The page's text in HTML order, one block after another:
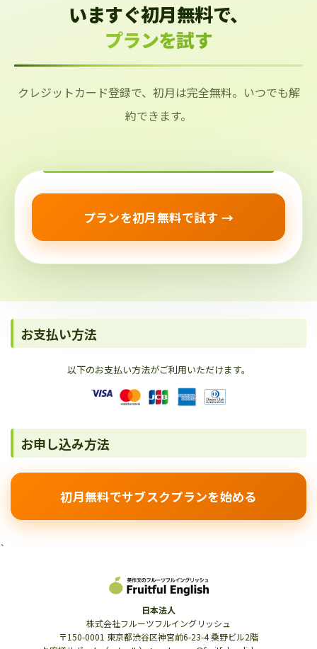
いますぐ初月無料で、
プランを試す
クレジットカード登録で、初月は完全無料。いつでも解
約できます。
プランを初月無料で試す →
お支払い方法
以下のお支払い方法がご利用いただけます。
お申し込み方法
初月無料でサブスクプランを始める
`
日本法人
株式会社フルーツフルイングリッシュ
〒150-0001 東京都渋谷区神宮前6-23-4 桑野ビル2階